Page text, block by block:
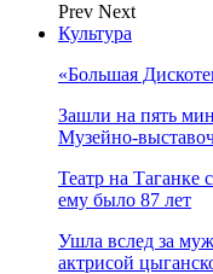
Prev Next
Культура
«Большая
Зашли на пять
Музейно-
Театр на
ему было 87 лет
Ушла вслед за
актрисой